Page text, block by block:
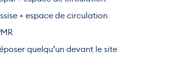
+ espace de circulation
quelqu’un devant le site